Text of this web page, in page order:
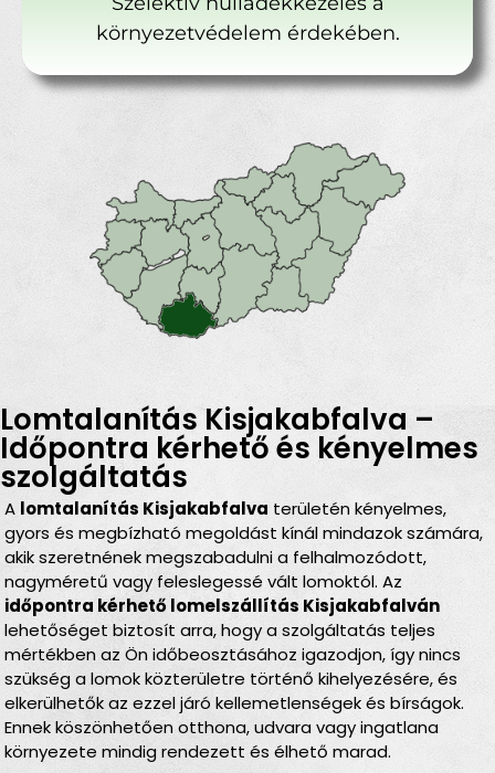
környezetvédelem érdekében.
Lomtalanítás Kisjakabfalva –
Időpontra kérhető és kényelmes
szolgáltatás
A lomtalanítás Kisjakabfalva területén kényelmes,
gyors és megbízható megoldást kínál mindazok számára,
akik szeretnének megszabadulni a felhalmozódott,
nagyméretű vagy feleslegessé vált lomoktól. Az
időpontra kérhető lomelszállítás Kisjakabfalván
lehetőséget biztosít arra, hogy a szolgáltatás teljes
mértékben az Ön időbeosztásához igazodjon, így nincs
szükség a lomok közterületre történő kihelyezésére, és
elkerülhetők az ezzel járó kellemetlenségek és bírságok.
Ennek köszönhetően otthona, udvara vagy ingatlana
környezete mindig rendezett és élhető marad.